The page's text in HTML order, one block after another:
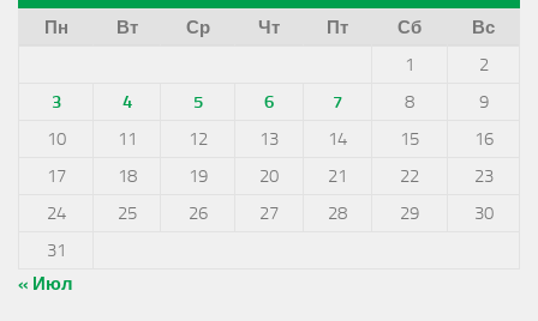
Пн
Вт Ср Чт Пт Сб
Вс
1
2
3
4 5 6 7 8
9
10
11 12 13 14 15
16
17
18 19 20 21 22
23
24
25 26 27 28 29
30
31
« Июл